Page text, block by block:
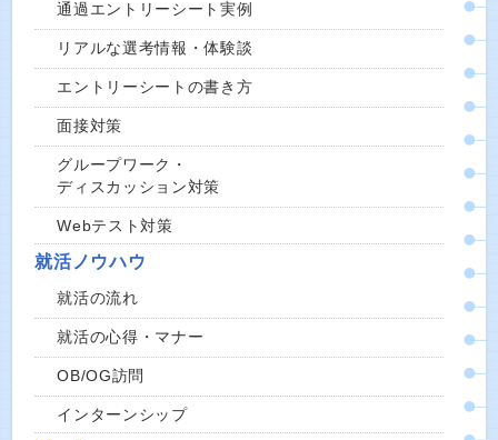
通過エントリーシート実例
リアルな選考情報・体験談
エントリーシートの書き方
面接対策
グループワーク・
ディスカッション対策
Webテスト対策
就活ノウハウ
就活の流れ
就活の心得・マナー
OB/OG訪問
インターンシップ